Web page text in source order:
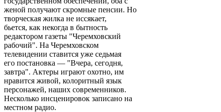
женой получают скромные пенсии. Но
творческая жилка не иссякает,
бьется, как некогда в бытность
редактором газеты "Черемховский
рабочий". На Черемховском
телевидении ставится уже седьмая
его постановка — "Вчера, сегодня,
завтра". Актеры играют охотно, им
нравится живой, колоритный язык
персонажей, наших современников.
Несколько инсценировок записано на
местном радио.